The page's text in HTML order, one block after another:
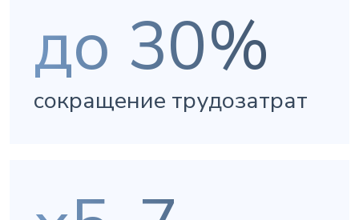
до 30%
сокращение трудозатрат